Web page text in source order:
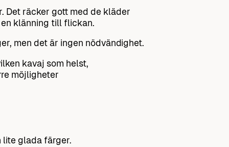
Det räcker gott med de kläder
klänning till flickan.
men det är ingen nödvändighet.
kavaj som helst,
möjligheter
lite glada färger.